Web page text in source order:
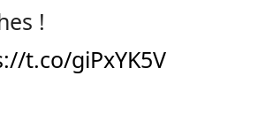
!
t.co/giPxYK5V